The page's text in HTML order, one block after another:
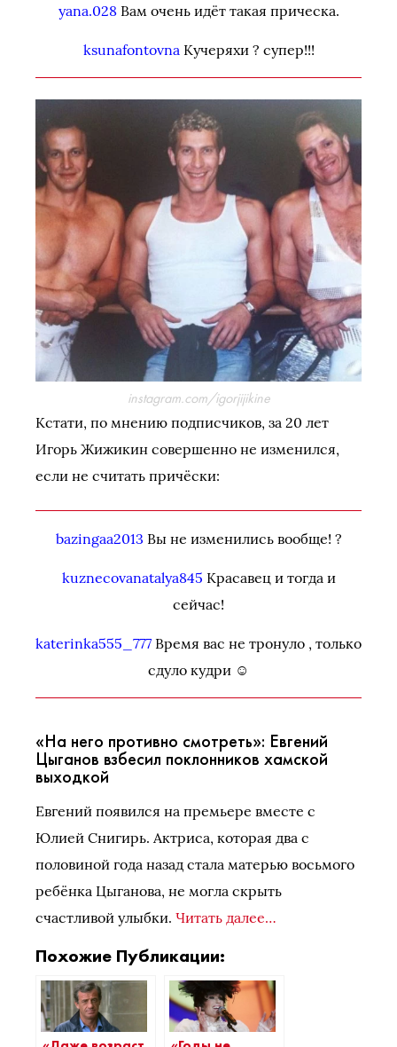
yana.028Вам очень идёт такая прическа.
ksunafontovna Кучеряхи ? супер!!!
instagram.com/igorjijikine
Кстати, по мнению подписчиков, за 20 лет
Игорь Жижикин совершенно не изменился,
если не считать причёски:
bazingaa2013 Вы не изменились вообще! ?
kuznecovanatalya845 Красавец и тогда и
сейчас!
katerinka555_777 Время вас не тронуло , только
сдуло кудри ☺️
«На него противно смотреть»: Евгений
Цыганов взбесил поклонников хамской
выходкой
Евгений появился на премьере вместе с
Юлией Снигирь. Актриса, которая два с
половиной года назад стала матерью восьмого
ребёнка Цыганова, не могла скрыть
счастливой улыбки. Читать далее…
Похожие Публикации: